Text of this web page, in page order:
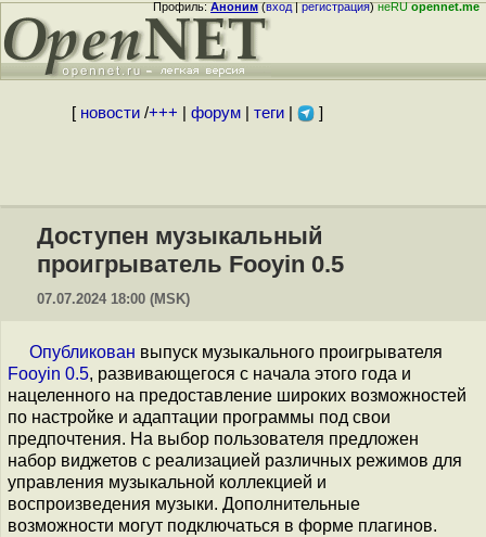
Профиль:Аноним(вход|регистрация)неRUopennet.me
[ новости/+++ форум| теги| ]
Доступен музыкальный
проигрыватель Fooyin 0.5
07.07.2024 18:00 (MSK)
Опубликован выпуск музыкального проигрывателя
Fooyin 0.5, развивающегося с начала этого года и
нацеленного на предоставление широких возможностей
по настройке и адаптации программы под свои
предпочтения. На выбор пользователя предложен
набор виджетов с реализацией различных режимов для
управления музыкальной коллекцией и
воспроизведения музыки. Дополнительные
возможности могут подключаться в форме плагинов.